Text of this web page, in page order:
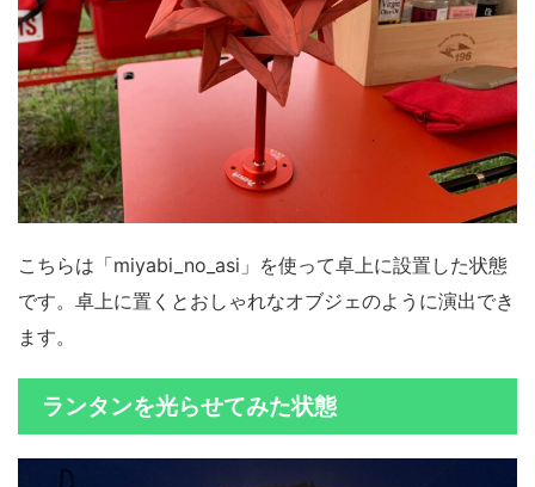
こちらは「miyabi_no_asi」を使って卓上に設置した状態
です。卓上に置くとおしゃれなオブジェのように演出でき
ます。
ランタンを光らせてみた状態